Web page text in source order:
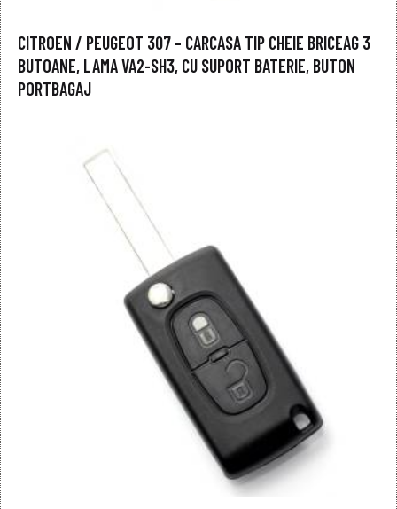
CITROEN / PEUGEOT 307 – CARCASA TIP CHEIE BRICEAG 3
BUTOANE, LAMA VA2-SH3, CU SUPORT BATERIE, BUTON
PORTBAGAJ